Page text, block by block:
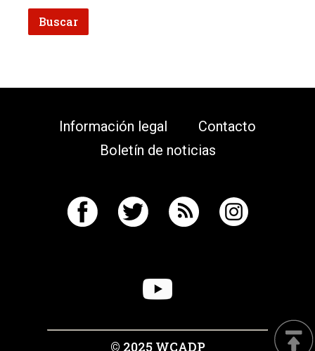
Información legal
Contacto
Boletín de noticias
© 2025 WCADP